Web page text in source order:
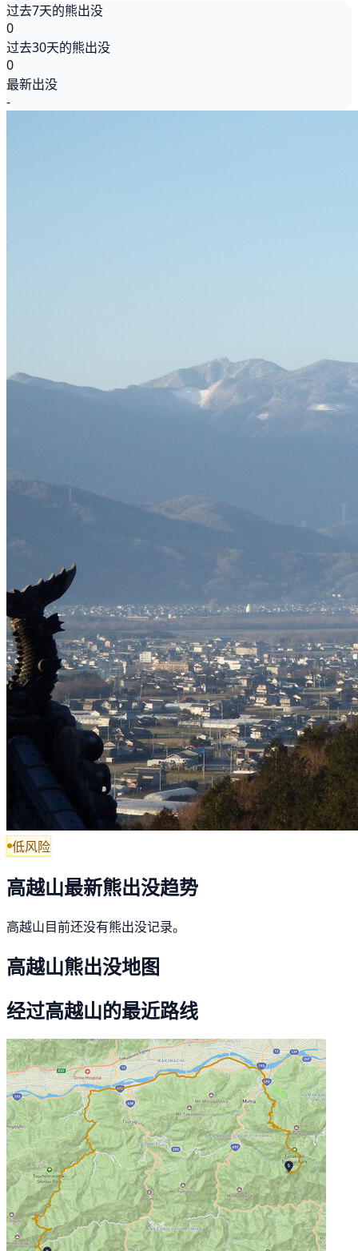
过去7天的熊出没
0
过去30天的熊出没
0
最新出没
-
低风险
高越山最新熊出没趋势
高越山目前还没有熊出没记录。
高越山熊出没地图
经过高越山的最近路线